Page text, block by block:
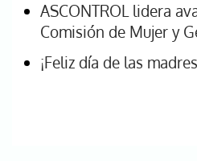
ASCONTROL lidera
Comisión de Mujer y
¡Feliz día de las